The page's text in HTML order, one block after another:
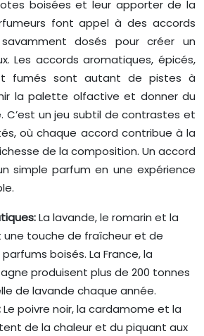
boisées et leur apporter de la
font appel à des accords
savamment dosés pour créer un
Les accords aromatiques, épicés,
fumés sont autant de pistes à
la palette olfactive et donner du
C’est un jeu subtil de contrastes et
où chaque accord contribue à la
de la composition. Un accord
simple parfum en une expérience
La lavande, le romarin et la
touche de fraîcheur et de
boisés. La France, la
produisent plus de 200 tonnes
de lavande chaque année.
Le poivre noir, la cardamome et la
de la chaleur et du piquant aux